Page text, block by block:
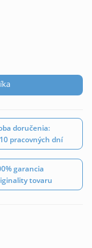
doručenia:
pracovných dní
garancia
tovaru